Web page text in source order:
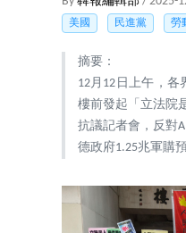
美國
民進黨 勞
摘要：
12月12日上午，
樓前發起「立法院
抗議記者會，反對
德政府1.25兆軍購